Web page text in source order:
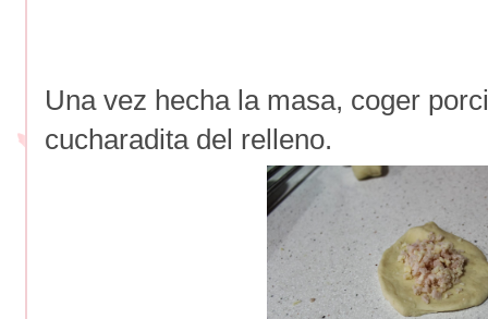
Una vez hecha la masa, coger
cucharadita del relleno.